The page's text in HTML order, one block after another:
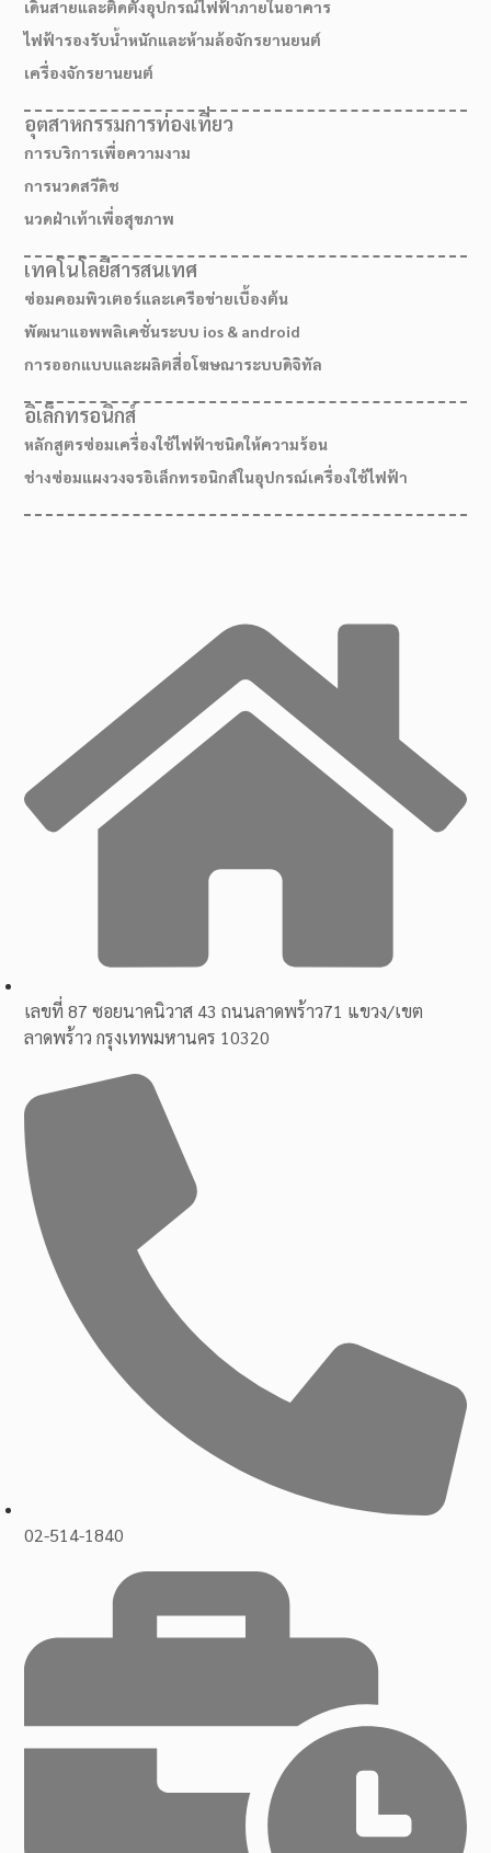
เส้นทางมาโรงเรียน
เลขที่ 87 ซอยนาคนิวาส 43 ถนนลาดพร้าว71 แขวง/เขต
ลาดพร้าว กรุงเทพมหานคร 10320
02-514-1840
เดินสายและติดตั้งอุปกรณ์ไฟฟ้าภายในอาคาร
ไฟฟ้ารองรับน้ำหนักและห้ามล้อจักรยานยนต์
เครื่องจักรยานยนต์
อุตสาหกรรมการท่องเที่ยว
การบริการเพื่อความงาม
การนวดสวีดิช
นวดฝ่าเท้าเพื่อสุขภาพ
เทคโนโลยีสารสนเทศ
ซ่อมคอมพิวเตอร์และเครือข่ายเบื้องต้น
พัฒนาแอพพลิเคชั่นระบบ ios & android
การออกแบบและผลิตสื่อโฆษณาระบบดิจิทัล
อิเล็กทรอนิกส์
หลักสูตรซ่อมเครื่องใช้ไฟฟ้าชนิดให้ความร้อน
ช่างซ่อมแผงวงจรอิเล็กทรอนิกส์ในอุปกรณ์เครื่องใช้ไฟฟ้า